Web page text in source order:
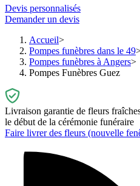
Devis personnalisés
Demander un devis
Accueil
Pompes funèbres dans le 49
Pompes funèbres à Angers
Pompes Funèbres Guez
Livraison garantie de fleurs
le début de la cérémonie funéraire
Faire livrer des fleurs (nouvelle